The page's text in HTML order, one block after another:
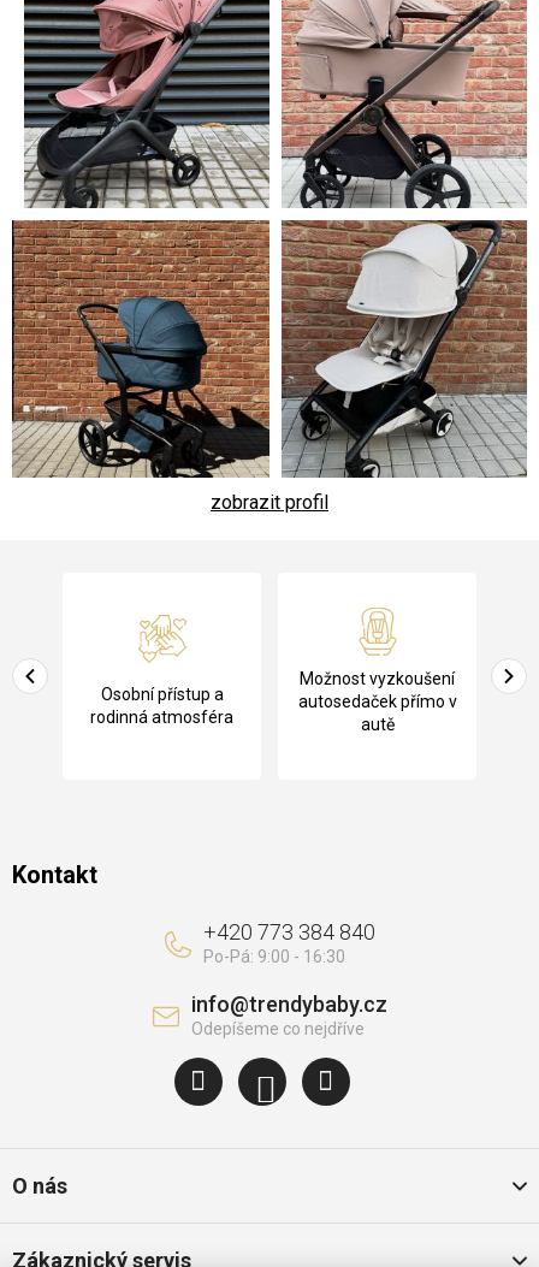
zobrazit profil
a
Osobní přístup a
rodinná atmosféra
Možnost vyzkoušení
autosedaček přímo v
autě
Kontakt
info@trendybaby.cz
+420 773 384 840
O nás
Zákaznický servis